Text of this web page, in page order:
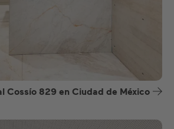
Cossío 829 en Ciudad de México